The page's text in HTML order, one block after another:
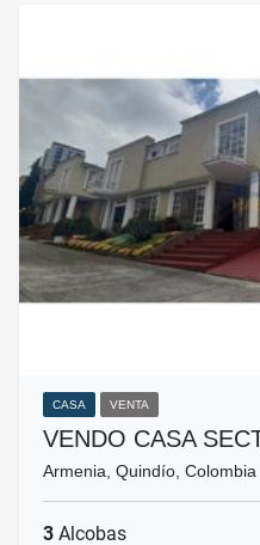
CASA VENTA
VENDO CASA
Armenia, Quindío, Colombia
3 Alcobas